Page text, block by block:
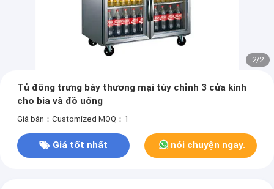
2/2
Tủ đông trưng bày thương mại tùy chỉnh 3 cửa kính
cho bia và đồ uống
Giá bán：Customized MOQ：1
Giá tốt nhất nói chuyện ngay.